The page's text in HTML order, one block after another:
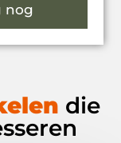
nog
die